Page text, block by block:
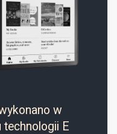
w
technologii E